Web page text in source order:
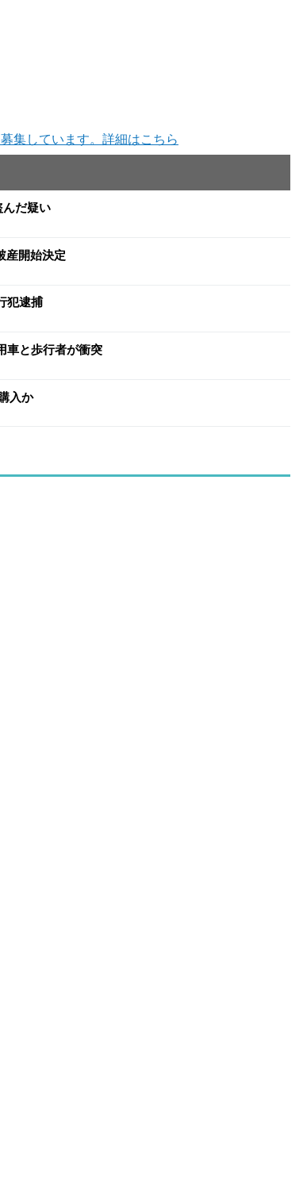
集しています。詳細はこちら
んだ疑い
産開始決定
犯逮捕
車と歩行者が衝突
入か